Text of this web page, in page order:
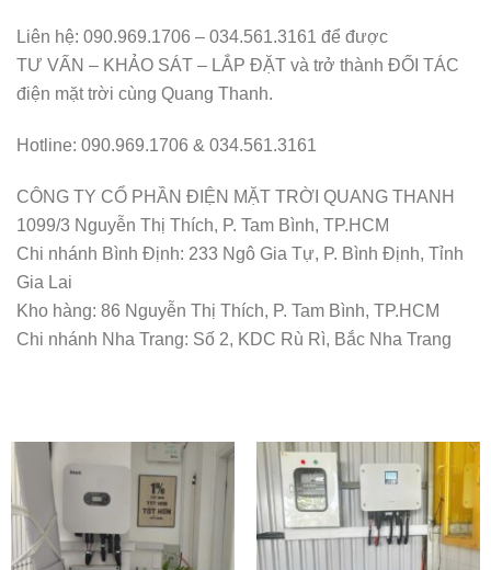
Liên hệ: 090.969.1706 – 034.561.3161 để được
TƯ VẤN – KHẢO SÁT – LẮP ĐẶT và trở thành ĐỐI TÁC
điện mặt trời cùng Quang Thanh.
Hotline: 090.969.1706 & 034.561.3161
CÔNG TY CỔ PHẦN ĐIỆN MẶT TRỜI QUANG THANH
1099/3 Nguyễn Thị Thích, P. Tam Bình, TP.HCM
Chi nhánh Bình Định: 233 Ngô Gia Tự, P. Bình Định, Tỉnh
Gia Lai
Kho hàng: 86 Nguyễn Thị Thích, P. Tam Bình, TP.HCM
Chi nhánh Nha Trang: Số 2, KDC Rù Rì, Bắc Nha Trang